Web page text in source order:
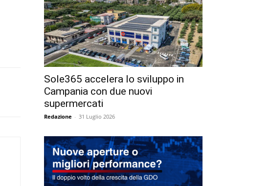
Sole365 accelera lo sviluppo in
Campania con due nuovi
supermercati
Redazione - 31 Luglio 2026